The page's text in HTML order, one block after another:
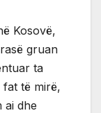
Kosovë,
gruan
ta
fat të mirë,
ai dhe